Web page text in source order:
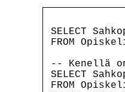
SELECT
FROM
-- Kenellä
SELECT
FROM